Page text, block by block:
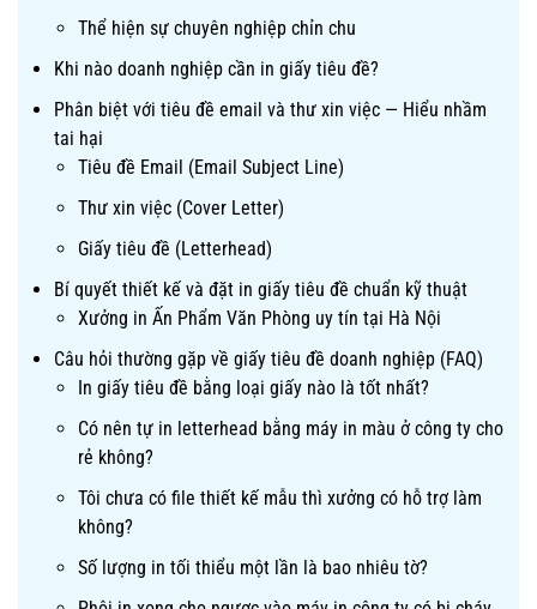
Thể hiện sự chuyên nghiệp chỉn chu
Khi nào doanh nghiệp cần in giấy tiêu đề?
Phân biệt với tiêu đề email và thư xin việc — Hiểu nhầm
tai hại
Tiêu đề Email (Email Subject Line)
Thư xin việc (Cover Letter)
Giấy tiêu đề (Letterhead)
Bí quyết thiết kế và đặt in giấy tiêu đề chuẩn kỹ thuật
Xưởng in Ấn Phẩm Văn Phòng uy tín tại Hà Nội
Câu hỏi thường gặp về giấy tiêu đề doanh nghiệp (FAQ)
In giấy tiêu đề bằng loại giấy nào là tốt nhất?
Có nên tự in letterhead bằng máy in màu ở công ty cho
rẻ không?
Tôi chưa có file thiết kế mẫu thì xưởng có hỗ trợ làm
không?
Số lượng in tối thiểu một lần là bao nhiêu tờ?